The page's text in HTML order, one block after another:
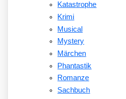
Katastrophe
Krimi
Musical
Mystery
Märchen
Phantastik
Romanze
Sachbuch